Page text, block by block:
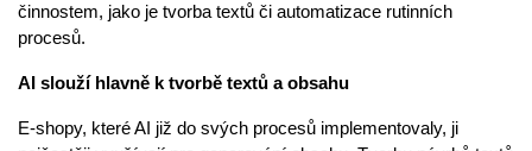
činnostem, jako je tvorba textů či automatizace rutinních
procesů.
AI slouží hlavně k tvorbě textů a obsahu
E-shopy, které AI již do svých procesů implementovaly, ji